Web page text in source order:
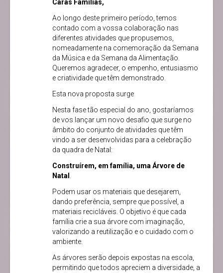
Caras Famílias,
Ao longo deste primeiro período, temos
contado com a vossa colaboração nas
diferentes atividades que propusemos,
nomeadamente na comemoração da Semana
da Música e da Semana da Alimentação.
Queremos agradecer, o empenho, entusiasmo
e criatividade que têm demonstrado.
Esta nova proposta surge
Nesta fase tão especial do ano, gostaríamos
de vos lançar um novo desafio que surge no
âmbito do conjunto de atividades que têm
vindo a ser desenvolvidas para a celebração
da quadra de Natal:
Construírem, em família, umaÁrvore de
Natal .
Podem usar os materiais que desejarem,
dando preferência, sempre que possível, a
materiais recicláveis. O objetivo é que cada
família crie a sua árvore com imaginação,
valorizando a reutilização e o cuidado com o
ambiente.
As árvores serão depois expostas na escola,
permitindo que todos apreciem a diversidade, a